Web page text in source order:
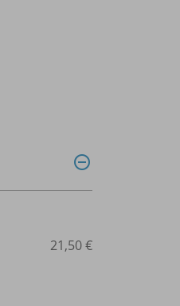
21,50 €